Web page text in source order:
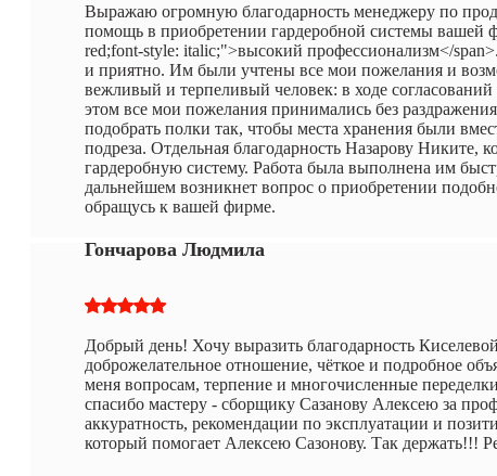
Выражаю огромную благодарность менеджеру по
помощь в приобретении гардеробной системы вашей
red;font-style: italic;">высокий профессионализм</
и приятно. Им были учтены все мои пожелания и
вежливый и терпеливый человек: в ходе
этом все мои пожелания принимались без
подобрать полки так, чтобы места хранения были
подреза. Отдельная благодарность Назарову Никите,
гардеробную систему. Работа была выполнена им
дальнейшем возникнет вопрос о приобретении
обращусь к вашей фирме.
Гончарова Людмила
Добрый день! Хочу выразить благодарность
доброжелательное отношение, чёткое и подробное
меня вопросам, терпение и многочисленные
спасибо мастеру - сборщику Сазанову Алексею за
аккуратность, рекомендации по эксплуатации и
который помогает Алексею Сазонову. Так держать!!!